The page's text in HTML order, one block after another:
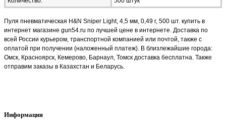
Пуля пневматическая H&N Sniper Light, 4,5 мм, 0,49 г, 500 шт. купить в
интернет магазине gun54.ru по лучшей цене в интернете. Доставка по
всей России курьером, транспортной компанией или почтой, также с
оплатой при получении (наложенный платеж). В близлежайшие города:
Омск, Красноярск, Кемерово, Барнаул, Томск доставка бесплатна. Также
отправим заказы в Казахстан и Беларусь.
Информация